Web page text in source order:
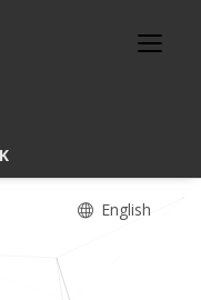
English